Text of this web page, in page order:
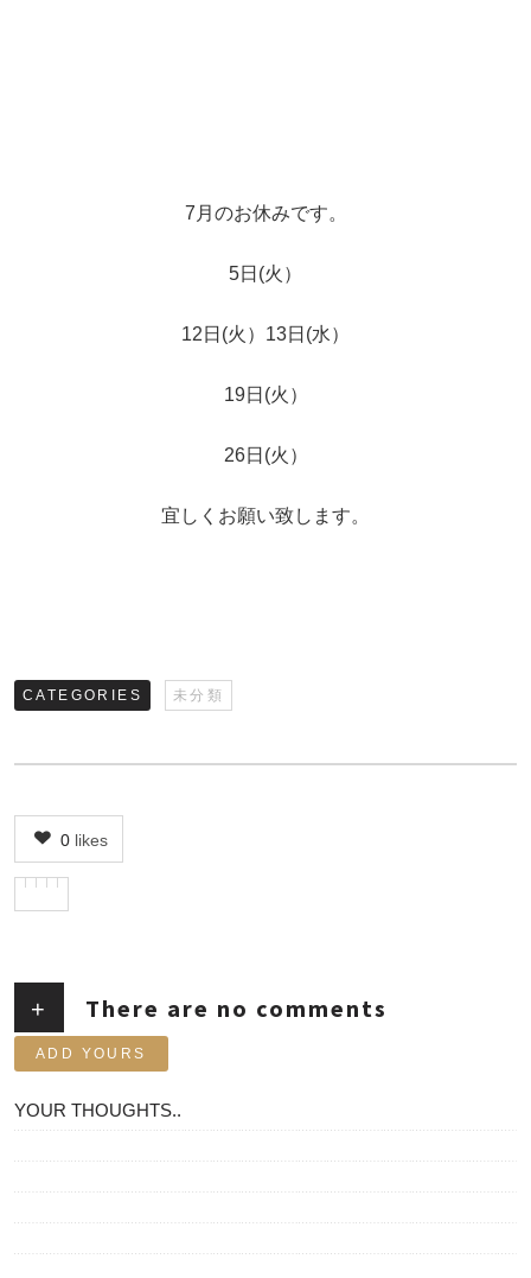
7月のお休みです。
5日(火）
12日(火）13日(水）
19日(火）
26日(火）
宜しくお願い致します。
CATEGORIES 未分類
0 likes
+ There are no comments
ADD YOURS